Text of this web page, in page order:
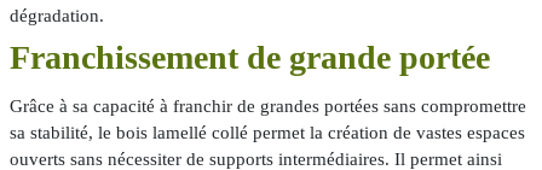
dégradation.
Franchissement de grande portée
Grâce à sa capacité à franchir de grandes portées sans compromettre
sa stabilité, le bois lamellé collé permet la création de vastes espaces
ouverts sans nécessiter de supports intermédiaires. Il permet ainsi